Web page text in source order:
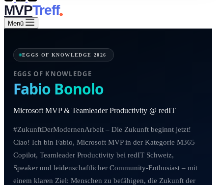
MVP
Menü
EGGS OF KNOWLEDGE 2026
EGGS OF KNOWLEDGE
Fabio Bonolo
Microsoft MVP & Teamleader Productivity @ redIT
#ZukunftDerModernenArbeit – Die Zukunft beginnt jetzt!
Ciao! Ich bin Fabio, Microsoft MVP in der Kategorie M365
Copilot, Teamleader Productivity bei redIT Schweiz,
Speaker und leidenschaftlicher Community-Enthusiast – mit
einem klaren Ziel: Menschen zu befähigen, die Zukunft der